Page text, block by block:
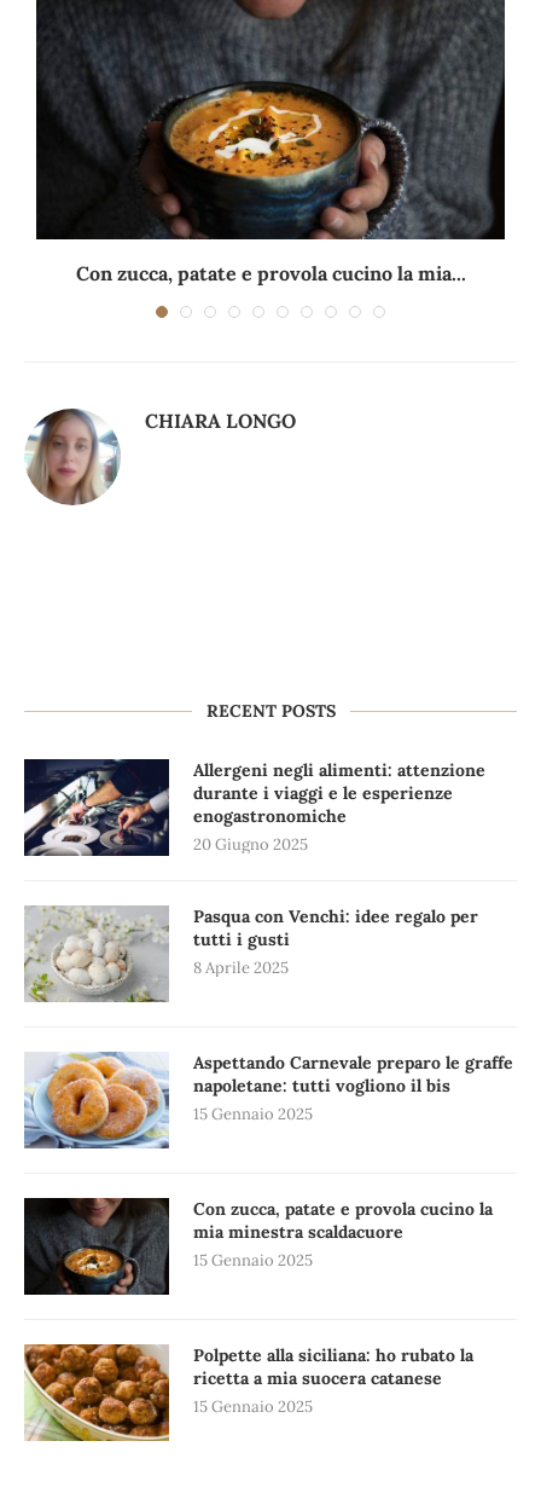
Con zucca, patate e provola cucino la mia...
CHIARA LONGO
RECENT POSTS
Allergeni negli alimenti: attenzione
durante i viaggi e le esperienze
enogastronomiche
20 Giugno 2025
Pasqua con Venchi: idee regalo per
tutti i gusti
8 Aprile 2025
Aspettando Carnevale preparo le graffe
napoletane: tutti vogliono il bis
15 Gennaio 2025
Con zucca, patate e provola cucino la
mia minestra scaldacuore
15 Gennaio 2025
Polpette alla siciliana: ho rubato la
ricetta a mia suocera catanese
15 Gennaio 2025